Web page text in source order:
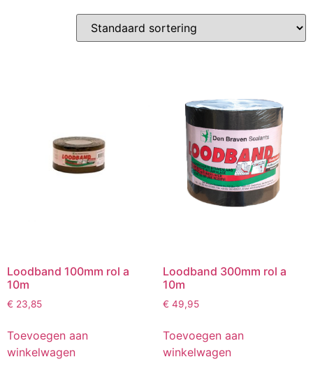
Loodband 100mm rol a
10m
€ 23,85
Toevoegen aan
winkelwagen
Loodband 300mm rol a
10m
€ 49,95
Toevoegen aan
winkelwagen